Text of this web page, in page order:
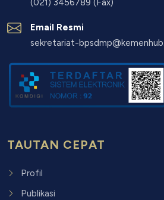
(021) 3456789 (Fax)
Email Resmi
sekretariat-
TAUTAN CEPAT
Profil
Publikasi